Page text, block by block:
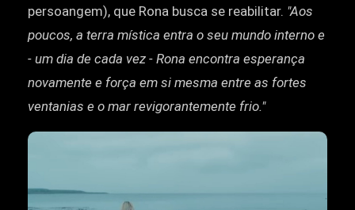
persoangem), que Rona busca se reabilitar. "Aos
poucos, a terra mística entra o seu mundo interno e
- um dia de cada vez - Rona encontra esperança
novamente e força em si mesma entre as fortes
ventanias e o mar revigorantemente frio."